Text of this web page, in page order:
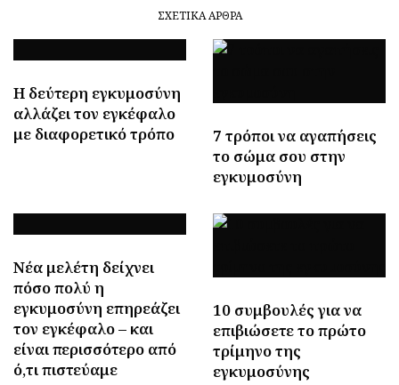
ΣΧΕΤΙΚΆ ΆΡΘΡΑ
Η δεύτερη εγκυμοσύνη
αλλάζει τον εγκέφαλο
με διαφορετικό τρόπο
7 τρόποι να αγαπήσεις
το σώμα σου στην
εγκυμοσύνη
Νέα μελέτη δείχνει
πόσο πολύ η
εγκυμοσύνη επηρεάζει
τον εγκέφαλο – και
είναι περισσότερο από
ό,τι πιστεύαμε
10 συμβουλές για να
επιβιώσετε το πρώτο
τρίμηνο της
εγκυμοσύνης